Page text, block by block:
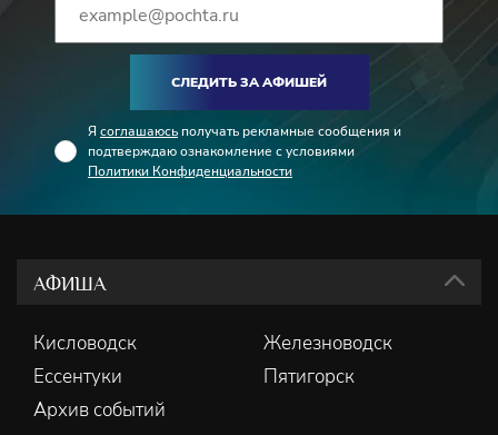
СЛЕДИТЬ ЗА АФИШЕЙ
Я соглашаюсь получать рекламные сообщения и
подтверждаю ознакомление с условиями
Политики Конфиденциальности
АФИША
Кисловодск
Железноводск
Ессентуки
Пятигорск
Архив событий